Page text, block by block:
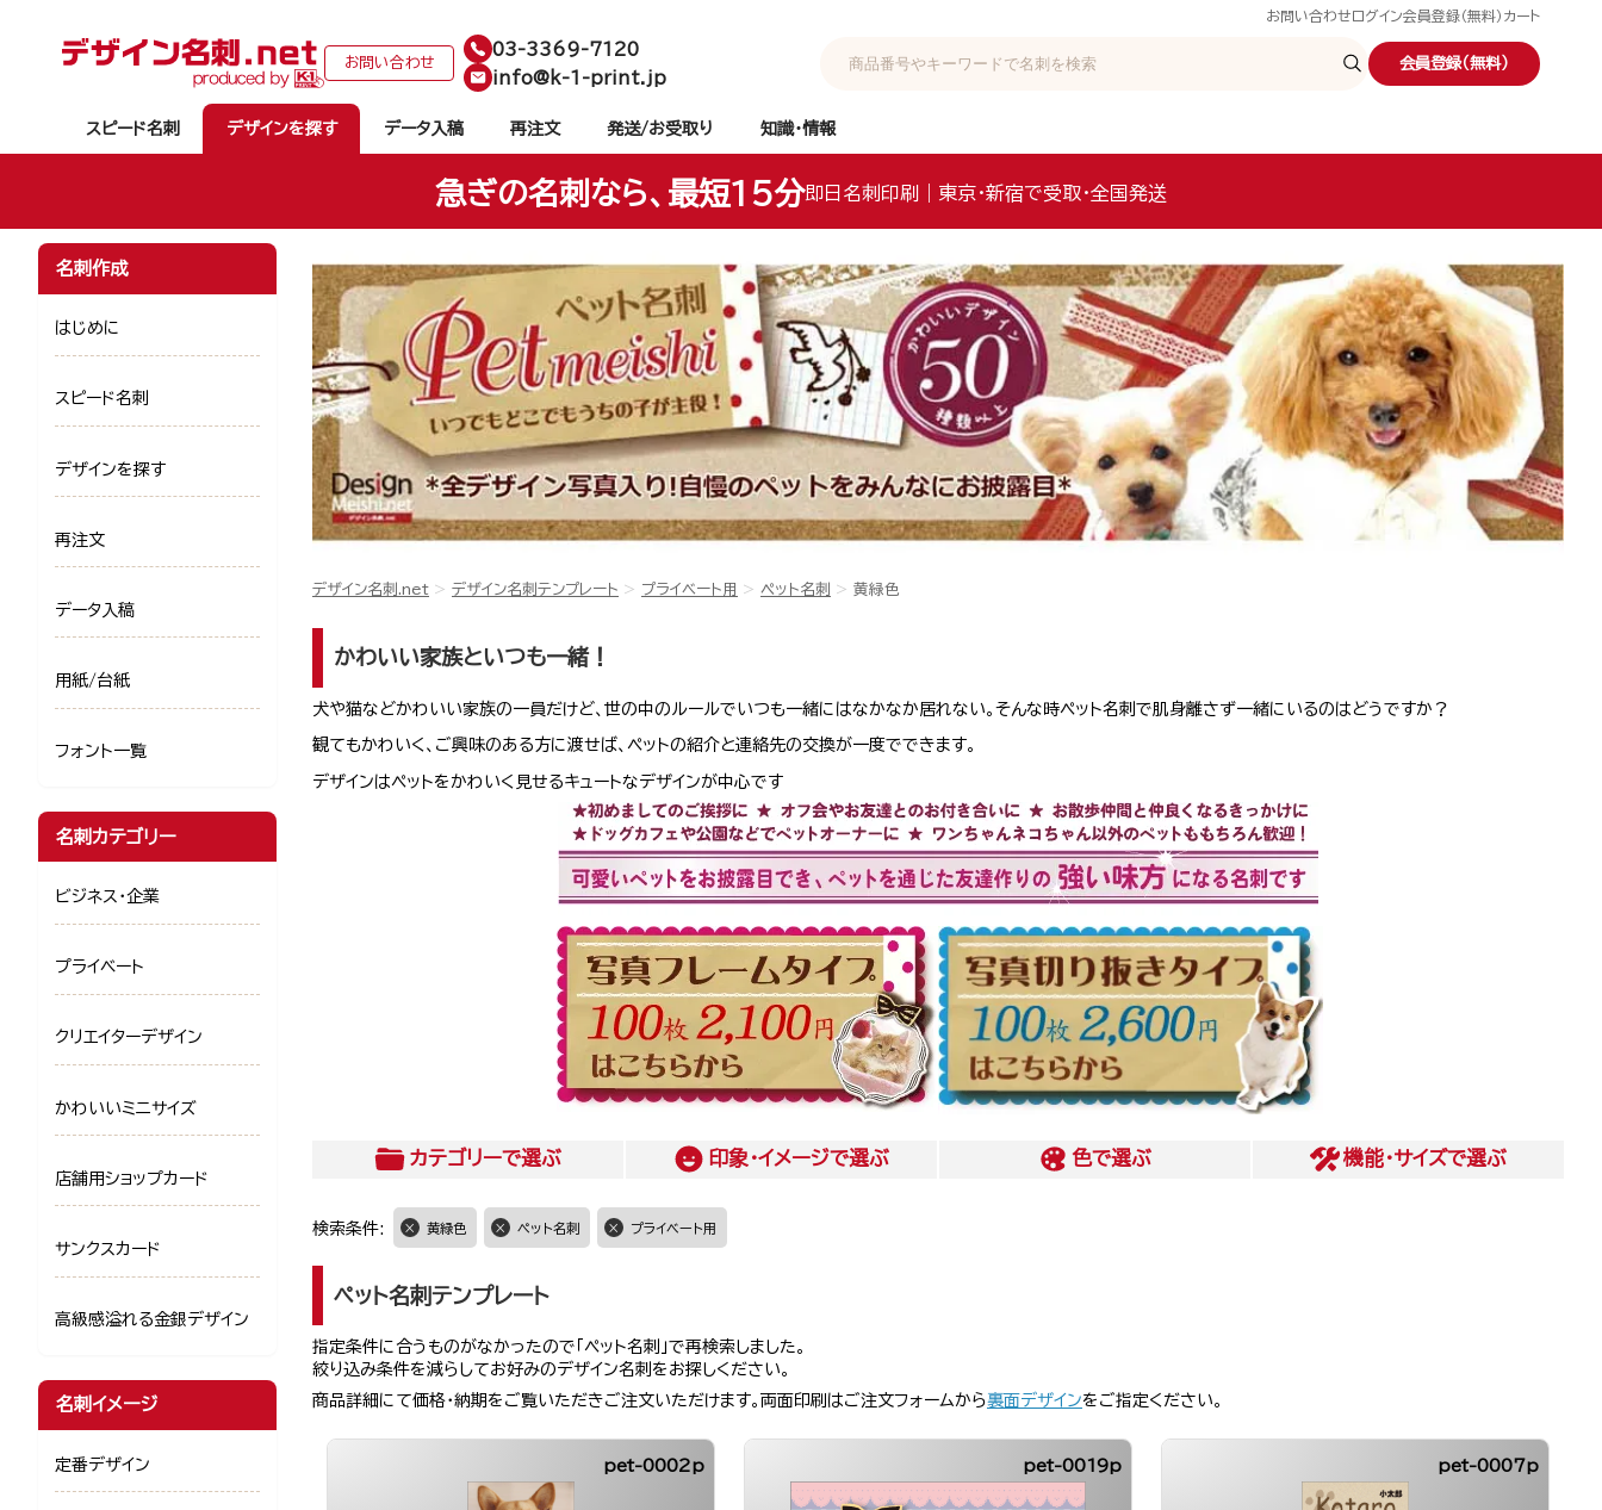
お問い合わせ ログイン会員登録（無料） カート
お問い合わせ
03-3369-7120
info@k-1-print.jp
会員登録（無料）
スピード名刺 デザインを探す データ入稿 再注文 発送/お受取り 知識・情報
急ぎの名刺なら、最短15分即日名刺印刷｜東京・新宿で受取・全国発送
デザイン名刺.net デザイン名刺テンプレート プライベート用 ペット名刺 黄緑色
かわいい家族といつも一緒！
犬や猫などかわいい家族の一員だけど、世の中のルールでいつも一緒にはなかなか居れない。そんな時ペット名刺で肌身離さず一緒にいるのはどうですか？
観てもかわいく、ご興味のある方に渡せば、ペットの紹介と連絡先の交換が一度でできます。
デザインはペットをかわいく見せるキュートなデザインが中心です
カテゴリーで選ぶ 印象・イメージで選ぶ 色で選ぶ 機能・サイズで選ぶ
検索条件: 黄緑色 ペット名刺 プライベート用
ペット名刺テンプレート
指定条件に合うものがなかったので「ペット名刺」で再検索しました。
絞り込み条件を減らしてお好みのデザイン名刺をお探しください。
商品詳細にて価格・納期をご覧いただきご注文いただけます。両面印刷はご注文フォームから裏面デザインをご指定ください。
pet-0002p pet-0019p pet-0007p
名刺作成
はじめに
スピード名刺
デザインを探す
再注文
データ入稿
用紙/台紙
フォント一覧
名刺カテゴリー
ビジネス・企業
プライベート
クリエイターデザイン
かわいいミニサイズ
店舗用ショップカード
サンクスカード
高級感溢れる金銀デザイン
名刺イメージ
定番デザイン